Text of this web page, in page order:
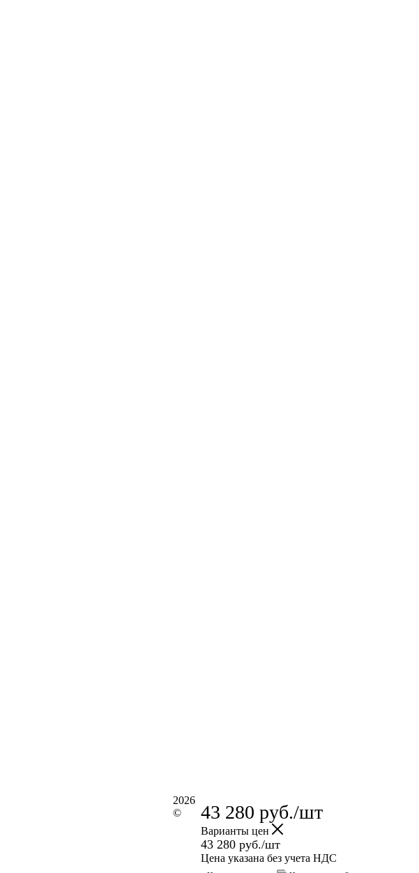
43 280 руб./шт
Варианты цен
43 280 руб./шт
Цена указана без учета НДС
2026
©